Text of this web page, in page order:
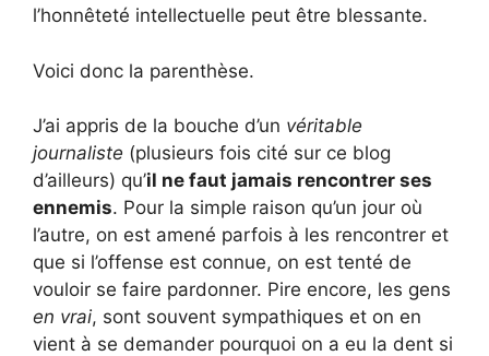
l’honnêteté intellectuelle peut être blessante.
Voici donc la parenthèse.
J’ai appris de la bouche d’un véritable
journaliste (plusieurs fois cité sur ce blog
d’ailleurs) qu’il ne faut jamais rencontrer ses
ennemis. Pour la simple raison qu’un jour où
l’autre, on est amené parfois à les rencontrer et
que si l’offense est connue, on est tenté de
vouloir se faire pardonner. Pire encore, les gens
en vrai, sont souvent sympathiques et on en
vient à se demander pourquoi on a eu la dent si